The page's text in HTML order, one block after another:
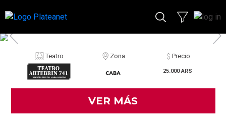
Teatro Zona Precio
25.000 ARS
VER MÁS